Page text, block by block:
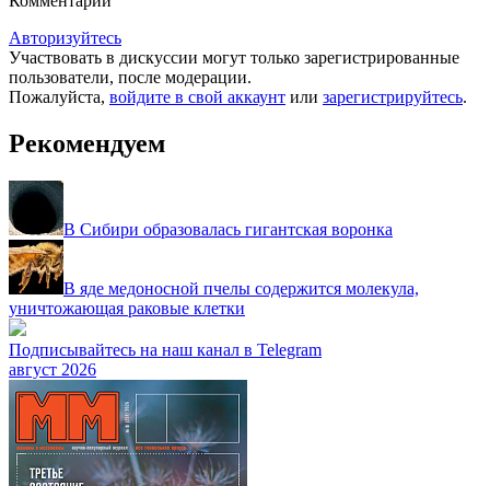
Авторизуйтесь
Участвовать в дискуссии могут только зарегистрированные
пользователи, после модерации.
Пожалуйста, войдите в свой аккаунт или зарегистрируйтесь.
Рекомендуем
В Сибири образовалась гигантская воронка
В яде медоносной пчелы содержится молекула,
уничтожающая раковые клетки
Подписывайтесь на наш канал в Telegram
август 2026